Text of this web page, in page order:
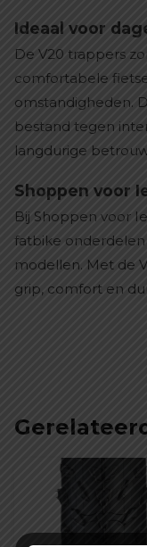
Ideaal voor
De V20 trappers
comfortabele
omstandigheden.
bestand tegen
langdurige
Shoppen voor
Bij Shoppen voor
fatbike onderdelen
modellen. Met de
grip, comfort en